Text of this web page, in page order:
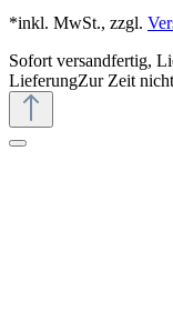
*inkl. MwSt., zzgl.
Sofort versandfertig,
LieferungZur Zeit